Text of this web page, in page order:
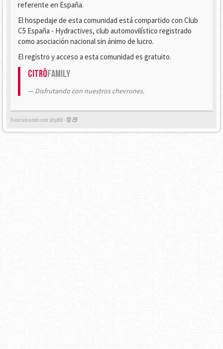
referente en España.
El hospedaje de esta comunidad está compartido con Club
C5 España - Hydractives, club automovilístico registrado
como asociación nacional sin ánimo de lucro.
El registro y acceso a esta comunidad es gratuito.
CitröFamily
Disfrutando con nuestros chevrones.
Funcionando con phpBB -